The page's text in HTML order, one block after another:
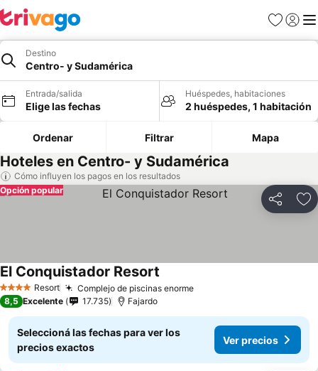
Favoritos
Iniciar
Destino
Centro- y Sudamérica
Entrada/salida
Elige las fechas
Huéspedes, habitaciones
2 huéspedes, 1 habitación
Ordenar Filtrar Mapa
Hoteles en Centro- y Sudamérica
Cómo influyen los pagos en los resultados
Compartir
Opción popular
4 EstrellasResort Complejo de piscinas enorme
El Conquistador Resort
8,5 Excelente 17.735 Fajardo
Seleccioná las fechas para ver los
precios exactos
Ver precios